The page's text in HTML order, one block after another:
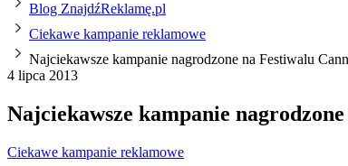
Blog ZnajdźReklamę.pl
Ciekawe kampanie reklamowe
Najciekawsze kampanie nagrodzone na Festiwalu
4 lipca 2013
Najciekawsze kampanie
Ciekawe kampanie reklamowe